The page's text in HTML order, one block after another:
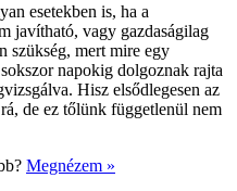
esetekben is, ha a
javítható, vagy gazdaságilag
szükség, mert mire egy
napokig dolgoznak rajta
Hisz elsődlegesen az
de ez tőlünk függetlenül nem
Megnézem »